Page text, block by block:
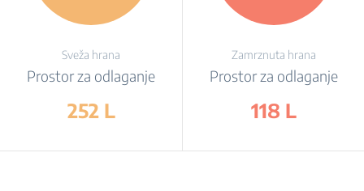
Sveža hrana
Prostor za odlaganje
252 L
Zamrznuta hrana
Prostor za odlaganje
118 L